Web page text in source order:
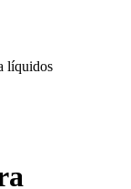
líquidos